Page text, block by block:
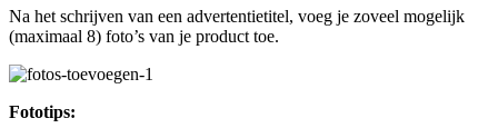
Na het schrijven van een advertentietitel, voeg je zoveel mogelijk
(maximaal 8) foto’s van je product toe.
Fototips: